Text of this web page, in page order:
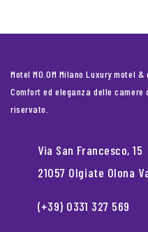
Motel MO.OM Milano Luxury motel
Comfort ed eleganza delle camere
riservato.
Via San Francesco, 15
21057 Olgiate Olona
(+39) 0331 327 569